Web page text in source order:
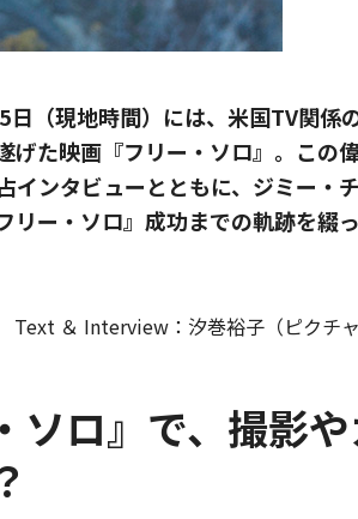
（現地時間）には、米国TV関係
た映画『フリー・ソロ』。この
インタビューとともに、ジミー・
ー・ソロ』成功までの軌跡を綴っ
Text ＆ Interview：汐巻裕子（ピクチャ
ソロ』で、撮影